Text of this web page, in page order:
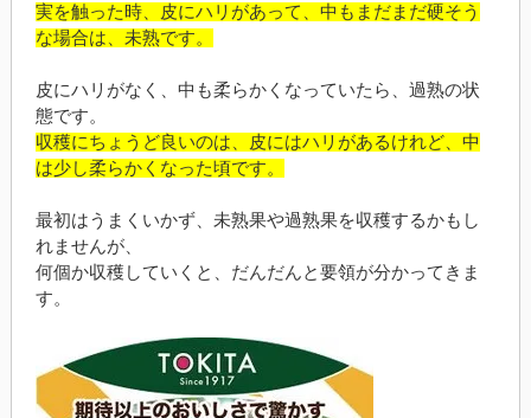
実を触った時、皮にハリがあって、中もまだまだ硬そう
な場合は、未熟です。
皮にハリがなく、中も柔らかくなっていたら、過熟の状
態です。
収穫にちょうど良いのは、皮にはハリがあるけれど、中
は少し柔らかくなった頃です。
最初はうまくいかず、未熟果や過熟果を収穫するかもし
れませんが、
何個か収穫していくと、だんだんと要領が分かってきま
す。